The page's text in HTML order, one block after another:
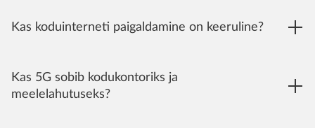
Kas koduinterneti paigaldamine on keeruline?
Kas 5G sobib kodukontoriks ja
meelelahutuseks?